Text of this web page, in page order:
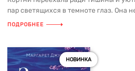
пар светящихся в темноте глаз. Она
ПОДРОБНЕЕ
НОВИНКА